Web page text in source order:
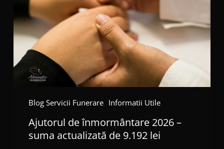
Blog Servicii Funerare Informatii Utile
suma
actualizată
de
9.192
lei
Ajutorul de înmormântare 2026 –
suma actualizată de 9.192 lei